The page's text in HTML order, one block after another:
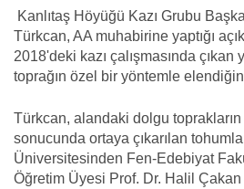
Kanlıtaş Höyüğü Kazı Grubu
Türkcan, AA muhabirine yaptığı
2018'deki kazı çalışmasında
toprağın özel bir yöntemle
Türkcan, alandaki dolgu
sonucunda ortaya çıkarılan
Üniversitesinden Fen-Edebiyat
Öğretim Üyesi Prof. Dr. Halil